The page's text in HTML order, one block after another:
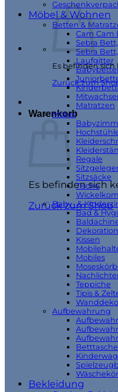
Es befinden
Zurück zum
Warenkorb
Es befinden sich
Zurück zum Shop
Möbel & Wohnen
Betten &
Cam Cam
Sebra
Sebra
Laufgitter
Matratzen
Möbel
Regale
Sitzsäcke
Tische
Baby- &
Bad &
Dekoration
Kissen
Mobiles
Teppiche
Tipis &
Aufbewahrung
Bekleidung